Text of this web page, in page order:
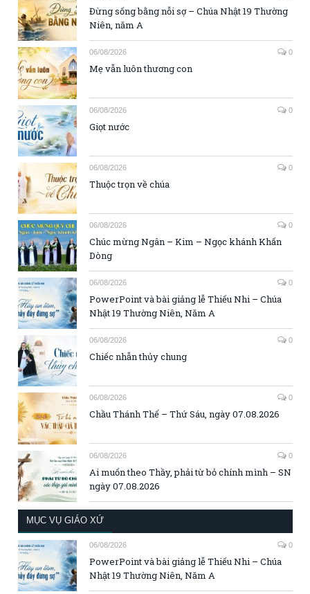
Đừng sống bằng nỗi sợ – Chúa Nhật 19 Thường
Niên, năm A
06/08/2026 0
Mẹ vẫn luôn thương con
06/08/2026 0
Giọt nước
06/08/2026 0
Thuộc trọn về chúa
06/08/2026 0
Chúc mừng Ngân – Kim – Ngọc khánh Khấn
Dòng
06/08/2026 0
PowerPoint và bài giảng lễ Thiếu Nhi – Chúa
Nhật 19 Thường Niên, Năm A
06/08/2026 0
Chiếc nhẫn thủy chung
06/08/2026 0
Chầu Thánh Thể – Thứ Sáu, ngày 07.08.2026
06/08/2026 0
Ai muốn theo Thầy, phải từ bỏ chính mình – SN
ngày 07.08.2026
MỤC VỤ GIÁO XỨ
06/08/2026 0
PowerPoint và bài giảng lễ Thiếu Nhi – Chúa
Nhật 19 Thường Niên, Năm A